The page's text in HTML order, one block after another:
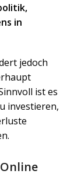
in
jedoch
ist es
investieren,